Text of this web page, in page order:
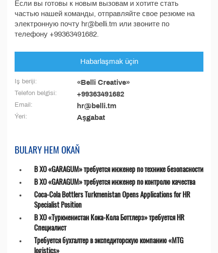
Если вы готовы к новым вызовам и хотите стать
частью нашей команды, отправляйте свое резюме на
электронную почту hr@belli.tm или звоните по
телефону +99363491682.
Habarlaşmak üçin
Iş beriji: «Belli Creative»
Telefon belgisi: +99363491682
Email: hr@belli.tm
Ýeri: Aşgabat
BULARY HEM OKAŇ
В ХО «GARAGUM» требуется инженер по технике безопасности
В ХО «GARAGUM» требуется инженер по контролю качества
Coca-Cola Bottlers Turkmenistan Opens Applications for HR
Specialist Position
В ХО «Туркменистан Кока-Кола Боттлерз» требуется HR
Специалист
Требуется бухгалтер в экспедиторскую компанию «MTG
logistics»